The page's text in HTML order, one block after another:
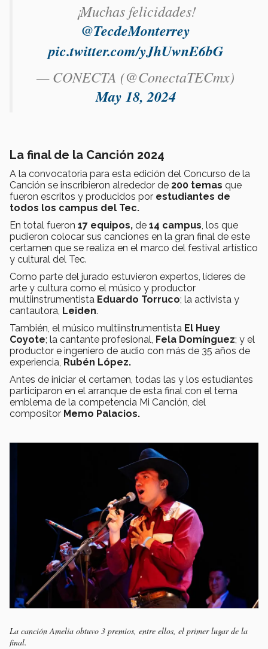
¡Muchas felicidades!
@TecdeMonterrey
pic.twitter.com/yJhUwnE6bG
— CONECTA (@ConectaTECmx)
May 18, 2024
La final de la Canción 2024
A la convocatoria para esta edición del Concurso de la
Canción se inscribieron alrededor de 200 temas que
fueron escritos y producidos por estudiantes de
todos los campus del Tec.
En total fueron 17 equipos, de 14 campus , los que
pudieron colocar sus canciones en la gran final de este
certamen que se realiza en el marco del festival artístico
y cultural del Tec.
Como parte del jurado estuvieron expertos, líderes de
arte y cultura como el músico y productor
multiinstrumentista Eduardo Torruco; la activista y
cantautora, Leiden.
También, el músico multiinstrumentista El Huey
Coyote; la cantante profesional, Fela Domínguez; y el
productor e ingeniero de audio con más de 35 años de
experiencia, Rubén López.
Antes de iniciar el certamen, todas las y los estudiantes
participaron en el arranque de esta final con el tema
emblema de la competencia Mi Canción, del
compositor Memo Palacios.
La canción Amelia obtuvo 3 premios, entre ellos, el primer lugar de la
final.